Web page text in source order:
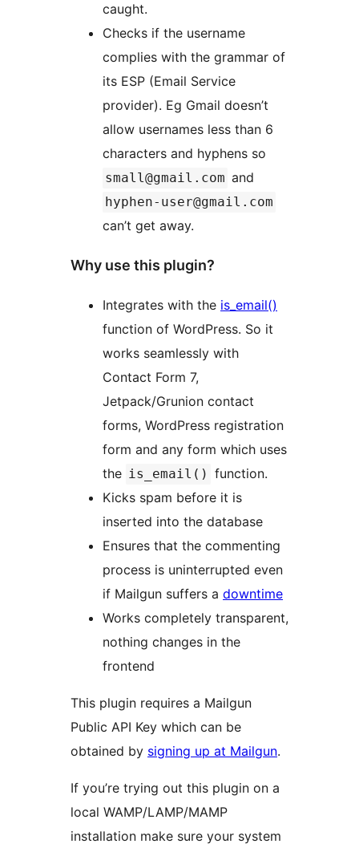
caught.
Checks if the username
complies with the grammar of
its ESP (Email Service
provider). Eg Gmail doesn’t
allow usernames less than 6
characters and hyphens so
small@gmail.com and
hyphen-user@gmail.com
can’t get away.
Why use this plugin?
Integrates with the is_email()
function of WordPress. So it
works seamlessly with
Contact Form 7,
Jetpack/Grunion contact
forms, WordPress registration
form and any form which uses
the is_email() function.
Kicks spam before it is
inserted into the database
Ensures that the commenting
process is uninterrupted even
if Mailgun suffers a downtime
Works completely transparent,
nothing changes in the
frontend
This plugin requires a Mailgun
Public API Key which can be
obtained by signing up at Mailgun.
If you’re trying out this plugin on a
local WAMP/LAMP/MAMP
installation make sure your system